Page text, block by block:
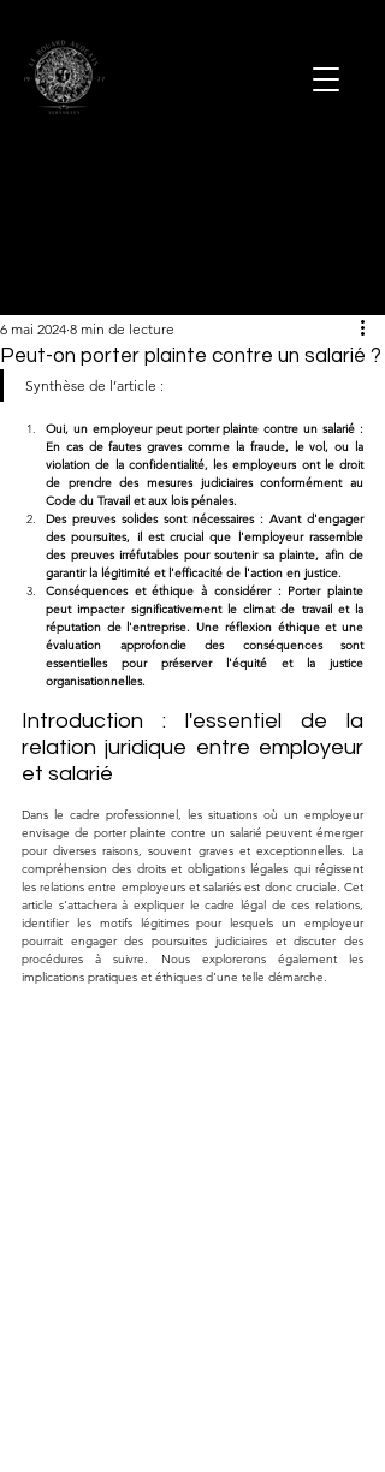
Peut-on porter plainte contre un salarié ?
6 mai 2024 8 min de lecture
Synthèse de l’article :
Oui, un employeur peut porter plainte contre un salarié :
En cas de fautes graves comme la fraude, le vol, ou la
violation de la confidentialité, les employeurs ont le droit
de prendre des mesures judiciaires conformément au
Code du Travail et aux lois pénales.
Des preuves solides sont nécessaires : Avant d'engager
des poursuites, il est crucial que l'employeur rassemble
des preuves irréfutables pour soutenir sa plainte, afin de
garantir la légitimité et l'efficacité de l'action en justice.
Conséquences et éthique à considérer : Porter plainte
peut impacter significativement le climat de travail et la
réputation de l'entreprise. Une réflexion éthique et une
évaluation approfondie des conséquences sont
essentielles pour préserver l'équité et la justice
organisationnelles.
Introduction : l'essentiel de la
relation juridique entre employeur
et salarié
Dans le cadre professionnel, les situations où un employeur
envisage de porter plainte contre un salarié peuvent émerger
pour diverses raisons, souvent graves et exceptionnelles. La
compréhension des droits et obligations légales qui régissent
les relations entre employeurs et salariés est donc cruciale. Cet
article s'attachera à expliquer le cadre légal de ces relations,
identifier les motifs légitimes pour lesquels un employeur
pourrait engager des poursuites judiciaires et discuter des
procédures à suivre. Nous explorerons également les
implications pratiques et éthiques d'une telle démarche.